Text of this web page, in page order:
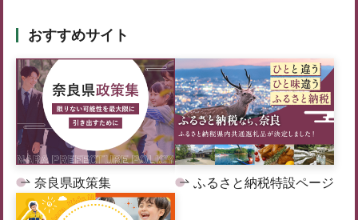
おすすめサイト
奈良県政策集 ふるさと納税特設ページ